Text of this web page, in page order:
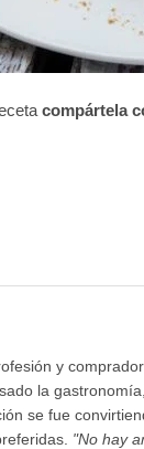
compártela
y
la
se fue
"No hay